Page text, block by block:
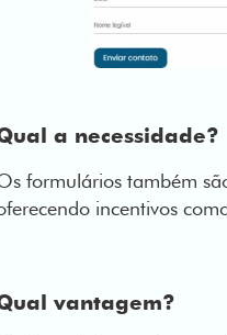
a necessidade?
formulários também
incentivos
vantagem?